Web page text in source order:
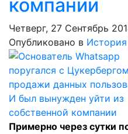
компании
Четверг, 27 Сентябрь
Опубликовано в История
Примерно через сутки